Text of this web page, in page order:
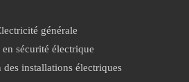
générale
en sécurité électrique
des installations électriques